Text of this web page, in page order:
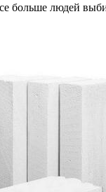
больше людей